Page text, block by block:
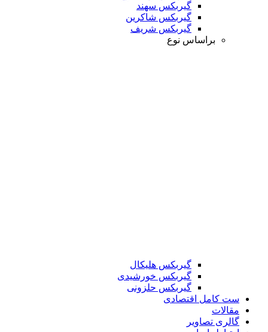
گیربکس سهند
گیربکس شاکرین
گیربکس شریف
براساس نوع
گیربکس هلیکال
گیربکس خورشیدی
گیربکس حلزونی
ست کامل اقتصادی
مقالات
گالری تصاویر